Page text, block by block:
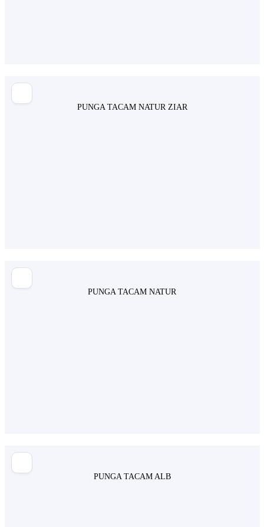
PUNGA TACAM NATUR ZIAR
PUNGA TACAM NATUR
PUNGA TACAM ALB